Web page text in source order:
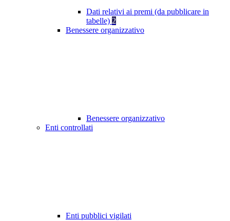
Dati relativi ai premi (da pubblicare in
tabelle) 2
Benessere organizzativo
Benessere organizzativo
Enti controllati
Enti pubblici vigilati